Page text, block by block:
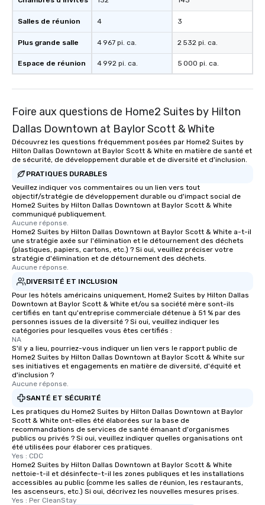
Salles de réunion
Plus grande salle
Espace de réunion
4
4 967 pi. ca.
4 992 pi. ca.
3
2 532 pi. ca.
5 000 pi. ca.
Foire aux questions de Home2 Suites by Hilton
Dallas Downtown at Baylor Scott & White
Découvrez les questions fréquemment posées par Home2 Suites by
Hilton Dallas Downtown at Baylor Scott & White en matière de santé et
de sécurité, de développement durable et de diversité et d'inclusion.
PRATIQUES DURABLES
Veuillez indiquer vos commentaires ou un lien vers tout
objectif/stratégie de développement durable ou d'impact social de
Home2 Suites by Hilton Dallas Downtown at Baylor Scott & White
communiqué publiquement.
Aucune réponse.
Home2 Suites by Hilton Dallas Downtown at Baylor Scott & White a-t-il
une stratégie axée sur l'élimination et le détournement des déchets
(plastiques, papiers, cartons, etc.) ? Si oui, veuillez préciser votre
stratégie d'élimination et de détournement des déchets.
Aucune réponse.
DIVERSITÉ ET INCLUSION
Pour les hôtels américains uniquement, Home2 Suites by Hilton Dallas
Downtown at Baylor Scott & White et/ou sa société mère sont-ils
certifiés en tant qu'entreprise commerciale détenue à 51 % par des
personnes issues de la diversité ? Si oui, veuillez indiquer les
catégories pour lesquelles vous êtes certifiés :
NA
S'il y a lieu, pourriez-vous indiquer un lien vers le rapport public de
Home2 Suites by Hilton Dallas Downtown at Baylor Scott & White sur
ses initiatives et engagements en matière de diversité, d'équité et
d'inclusion ?
Aucune réponse.
SANTÉ ET SÉCURITÉ
Les pratiques du Home2 Suites by Hilton Dallas Downtown at Baylor
Scott & White ont-elles été élaborées sur la base de
recommandations de services de santé émanant d'organismes
publics ou privés ? Si oui, veuillez indiquer quelles organisations ont
été utilisées pour élaborer ces pratiques.
Yes : CDC
Home2 Suites by Hilton Dallas Downtown at Baylor Scott & White
nettoie-t-il et désinfecte-t-il les zones publiques et les installations
accessibles au public (comme les salles de réunion, les restaurants,
les ascenseurs, etc.) Si oui, décrivez les nouvelles mesures prises.
Yes : Per CleanStay